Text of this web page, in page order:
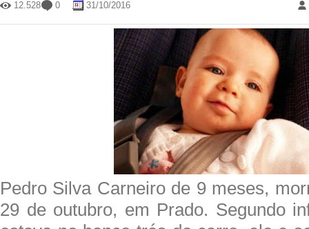
12.528 0 31/10/2016
Pedro Silva Carneiro de 9 meses,
29 de outubro, em Prado. Segundo